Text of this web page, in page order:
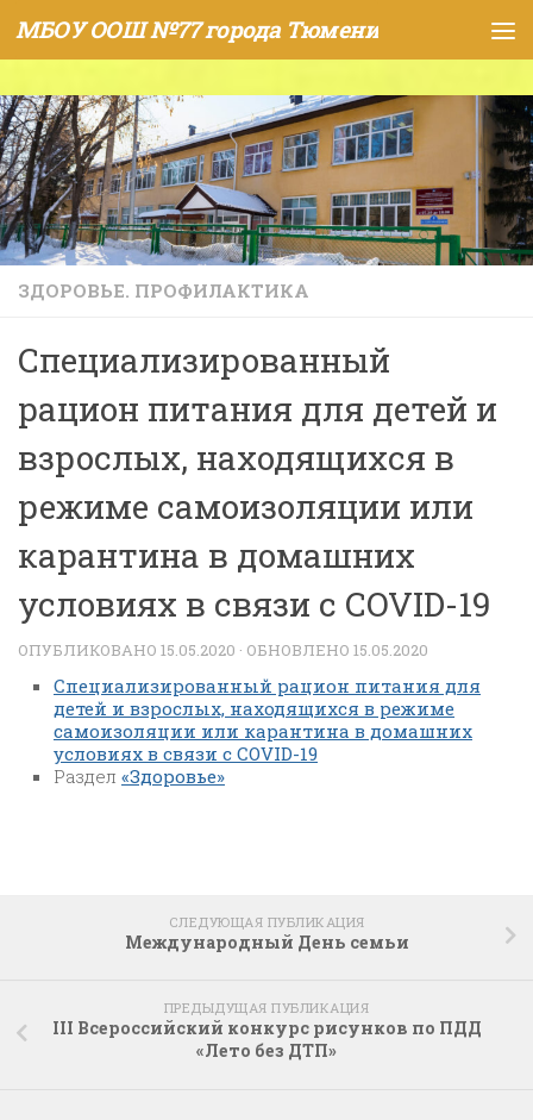
Skip to content
МБОУ ООШ №77 города Тюмени
ЗДОРОВЬЕ. ПРОФИЛАКТИКА
Специализированный
рацион питания для детей и
взрослых, находящихся в
режиме самоизоляции или
карантина в домашних
условиях в связи с COVID-19
ОПУБЛИКОВАНО 15.05.2020 · ОБНОВЛЕНО 15.05.2020
Специализированный рацион питания для
детей и взрослых, находящихся в режиме
самоизоляции или карантина в домашних
условиях в связи с COVID-19
Раздел «Здоровье»
СЛЕДУЮЩАЯ ПУБЛИКАЦИЯ
Международный День семьи
ПРЕДЫДУЩАЯ ПУБЛИКАЦИЯ
III Всероссийский конкурс рисунков по ПДД
«Лето без ДТП»